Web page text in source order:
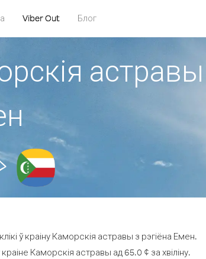
Viber Out Блог
астравы
ў краіну Каморскія астравы з рэгіёна Емен.
Каморскія астравы ад 65.0 ¢ за хвіліну.